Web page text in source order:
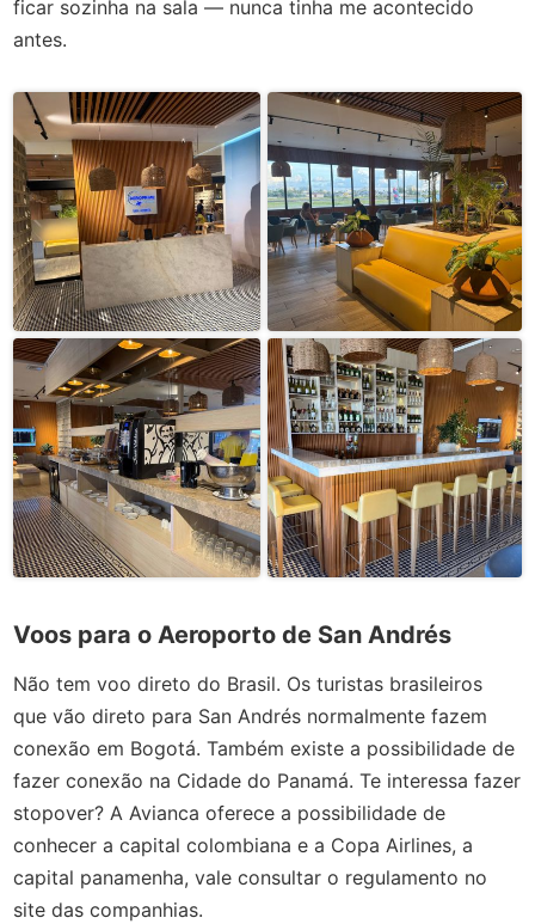
ficar sozinha na sala — nunca tinha me acontecido
antes.
Voos para o Aeroporto de San Andrés
Não tem voo direto do Brasil. Os turistas brasileiros
que vão direto para San Andrés normalmente fazem
conexão em Bogotá. Também existe a possibilidade de
fazer conexão na Cidade do Panamá. Te interessa fazer
stopover? A Avianca oferece a possibilidade de
conhecer a capital colombiana e a Copa Airlines, a
capital panamenha, vale consultar o regulamento no
site das companhias.